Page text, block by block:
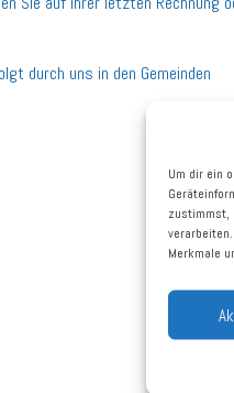
Um dir ein
zustimmst,
Merkmale
durch uns in den Gemeinden